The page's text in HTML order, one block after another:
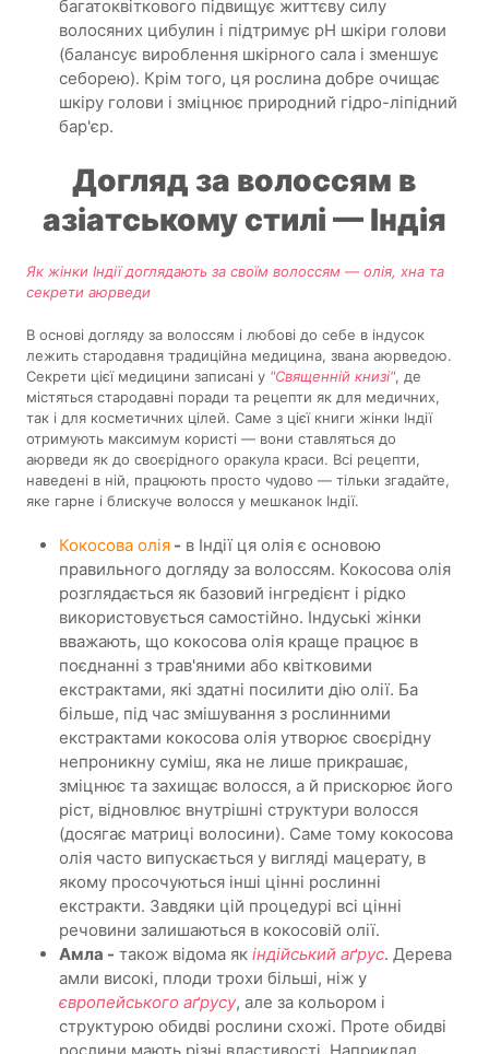
багатоквіткового підвищує життєву силу
волосяних цибулин і підтримує pH шкіри голови
(балансує вироблення шкірного сала і зменшує
себорею). Крім того, ця рослина добре очищає
шкіру голови і зміцнює природний гідро-ліпідний
бар'єр.
Догляд за волоссям в
азіатському стилі — Індія
Як жінки Індії доглядають за своїм волоссям — олія, хна та
секрети аюрведи
В основі догляду за волоссям і любові до себе в індусок
лежить стародавня традиційна медицина, звана аюрведою.
Секрети цієї медицини записані у "Священній книзі", де
містяться стародавні поради та рецепти як для медичних,
так і для косметичних цілей. Саме з цієї книги жінки Індії
отримують максимум користі — вони ставляться до
аюрведи як до своєрідного оракула краси. Всі рецепти,
наведені в ній, працюють просто чудово — тільки згадайте,
яке гарне і блискуче волосся у мешканок Індії.
Кокосова олія - в Індії ця олія є основою
правильного догляду за волоссям. Кокосова олія
розглядається як базовий інгредієнт і рідко
використовується самостійно. Індуські жінки
вважають, що кокосова олія краще працює в
поєднанні з трав'яними або квітковими
екстрактами, які здатні посилити дію олії. Ба
більше, під час змішування з рослинними
екстрактами кокосова олія утворює своєрідну
непроникну суміш, яка не лише прикрашає,
зміцнює та захищає волосся, а й прискорює його
ріст, відновлює внутрішні структури волосся
(досягає матриці волосини). Саме тому кокосова
олія часто випускається у вигляді мацерату, в
якому просочуються інші цінні рослинні
екстракти. Завдяки цій процедурі всі цінні
речовини залишаються в кокосовій олії.
Амла - також відома якіндійський аґрус. Дерева
амли високі, плоди трохи більші, ніж у
європейського аґрусу, але за кольором і
структурою обидві рослини схожі. Проте обидві
рослини мають різні властивості. Наприклад,